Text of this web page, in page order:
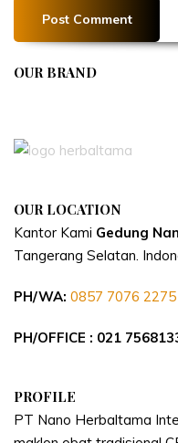
OUR BRAND
OUR LOCATION
Kantor Kami Gedung
Tangerang Selatan.
PH/WA: 0857 7076 2275
PH/OFFICE : 021
PROFILE
PT Nano Herbaltama